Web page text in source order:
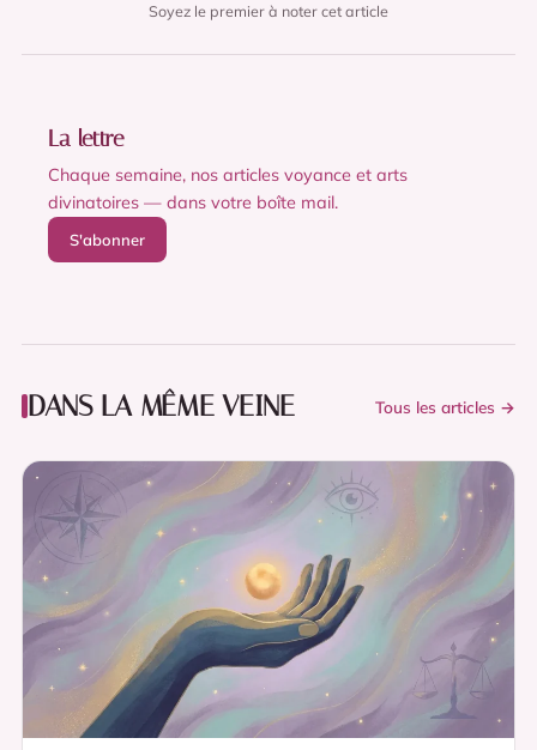
Soyez le premier à noter cet article
La lettre
Chaque semaine, nos articles voyance et arts
divinatoires — dans votre boîte mail.
S'abonner
DANS LA MÊME VEINE Tous les articles →